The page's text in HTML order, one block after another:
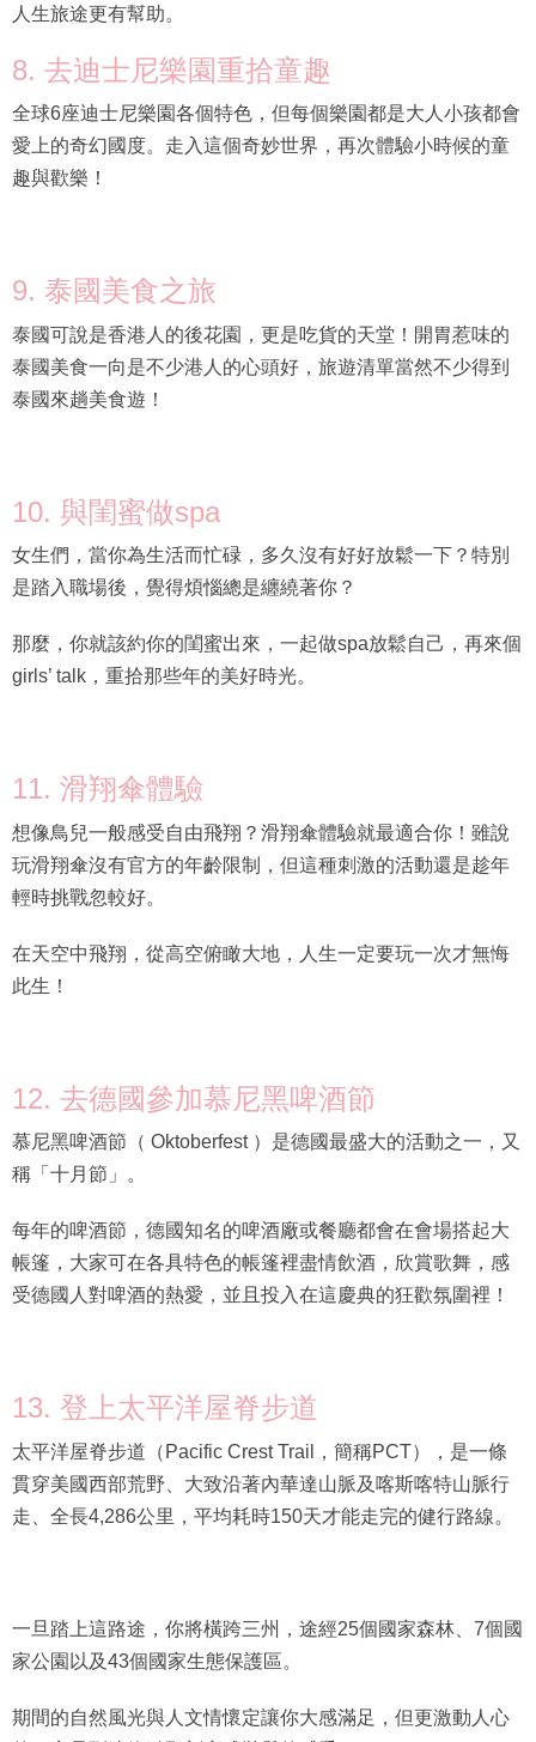
人生旅途更有幫助。
8. 去迪士尼樂園重拾童趣
全球6座迪士尼樂園各個特色，但每個樂園都是大人小孩都會
愛上的奇幻國度。走入這個奇妙世界，再次體驗小時候的童
趣與歡樂！
9. 泰國美食之旅
泰國可說是香港人的後花園，更是吃貨的天堂！開胃惹味的
泰國美食一向是不少港人的心頭好，旅遊清單當然不少得到
泰國來趟美食遊！
10. 與閨蜜做spa
女生們，當你為生活而忙碌，多久沒有好好放鬆一下？特別
是踏入職場後，覺得煩惱總是纏繞著你？
那麼，你就該約你的閨蜜出來，一起做spa放鬆自己，再來個
girls’ talk，重拾那些年的美好時光。
11. 滑翔傘體驗
想像鳥兒一般感受自由飛翔？滑翔傘體驗就最適合你！雖說
玩滑翔傘沒有官方的年齡限制，但這種刺激的活動還是趁年
輕時挑戰忽較好。
在天空中飛翔，從高空俯瞰大地，人生一定要玩一次才無悔
此生！
12. 去德國參加慕尼黑啤酒節
慕尼黑啤酒節（ Oktoberfest ）是德國最盛大的活動之一，又
稱「十月節」。
每年的啤酒節，德國知名的啤酒廠或餐廳都會在會場搭起大
帳篷，大家可在各具特色的帳篷裡盡情飲酒，欣賞歌舞，感
受德國人對啤酒的熱愛，並且投入在這慶典的狂歡氛圍裡！
13. 登上太平洋屋脊步道
太平洋屋脊步道（Pacific Crest Trail，簡稱PCT），是一條
貫穿美國西部荒野、大致沿著內華達山脈及喀斯喀特山脈行
走、全長4,286公里，平均耗時150天才能走完的健行路線。
一旦踏上這路途，你將橫跨三州，途經25個國家森林、7個國
家公園以及43個國家生態保護區。
期間的自然風光與人文情懷定讓你大感滿足，但更激動人心